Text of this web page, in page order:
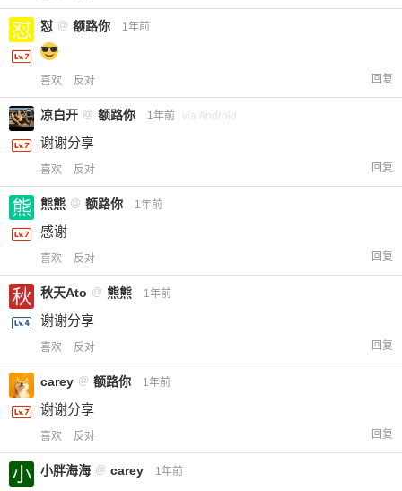
怼 @ 额路你 1年前
喜欢 反对 回复
凉白开 @ 额路你 1年前 via Android
谢谢分享
喜欢 反对 回复
熊熊 @ 额路你 1年前
感谢
喜欢 反对 回复
秋天Ato @ 熊熊 1年前
谢谢分享
喜欢 反对 回复
carey @ 额路你 1年前
谢谢分享
喜欢 反对 回复
小胖海海 @ carey 1年前